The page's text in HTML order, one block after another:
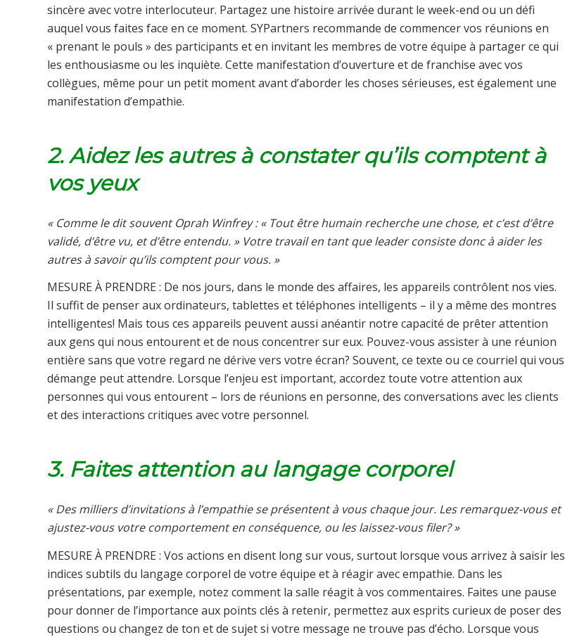
sincère avec votre interlocuteur. Partagez une histoire arrivée durant le week-end ou un défi
auquel vous faites face en ce moment. SYPartners recommande de commencer vos réunions en
« prenant le pouls » des participants et en invitant les membres de votre équipe à partager ce qui
les enthousiasme ou les inquiète. Cette manifestation d’ouverture et de franchise avec vos
collègues, même pour un petit moment avant d’aborder les choses sérieuses, est également une
manifestation d’empathie.
2. Aidez les autres à constater qu’ils comptent à
vos yeux
« Comme le dit souvent Oprah Winfrey : « Tout être humain recherche une chose, et c’est d’être
validé, d’être vu, et d’être entendu. » Votre travail en tant que leader consiste donc à aider les
autres à savoir qu’ils comptent pour vous. »
MESURE À PRENDRE : De nos jours, dans le monde des affaires, les appareils contrôlent nos vies.
Il suffit de penser aux ordinateurs, tablettes et téléphones intelligents – il y a même des montres
intelligentes! Mais tous ces appareils peuvent aussi anéantir notre capacité de prêter attention
aux gens qui nous entourent et de nous concentrer sur eux. Pouvez-vous assister à une réunion
entière sans que votre regard ne dérive vers votre écran? Souvent, ce texte ou ce courriel qui vous
démange peut attendre. Lorsque l’enjeu est important, accordez toute votre attention aux
personnes qui vous entourent – lors de réunions en personne, des conversations avec les clients
et des interactions critiques avec votre personnel.
3. Faites attention au langage corporel
« Des milliers d’invitations à l’empathie se présentent à vous chaque jour. Les remarquez-vous et
ajustez-vous votre comportement en conséquence, ou les laissez-vous filer? »
MESURE À PRENDRE : Vos actions en disent long sur vous, surtout lorsque vous arrivez à saisir les
indices subtils du langage corporel de votre équipe et à réagir avec empathie. Dans les
présentations, par exemple, notez comment la salle réagit à vos commentaires. Faites une pause
pour donner de l’importance aux points clés à retenir, permettez aux esprits curieux de poser des
questions ou changez de ton et de sujet si votre message ne trouve pas d’écho. Lorsque vous